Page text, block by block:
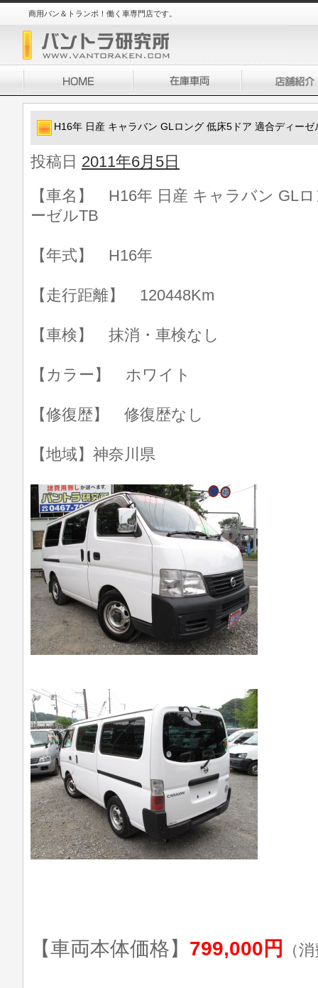
商用バン＆トランポ！働く車専門店です。
H16年 日産 キャラバン GLロング 低床5ドア 適合ディーゼ
投稿日 2011年6月5日
【車名】 H16年 日産 キャラバン GL
ーゼルTB
【年式】 H16年
【走行距離】 120448Km
【車検】 抹消・車検なし
【カラー】 ホワイト
【修復歴】 修復歴なし
【地域】神奈川県
【車両本体価格】 799,000円 （